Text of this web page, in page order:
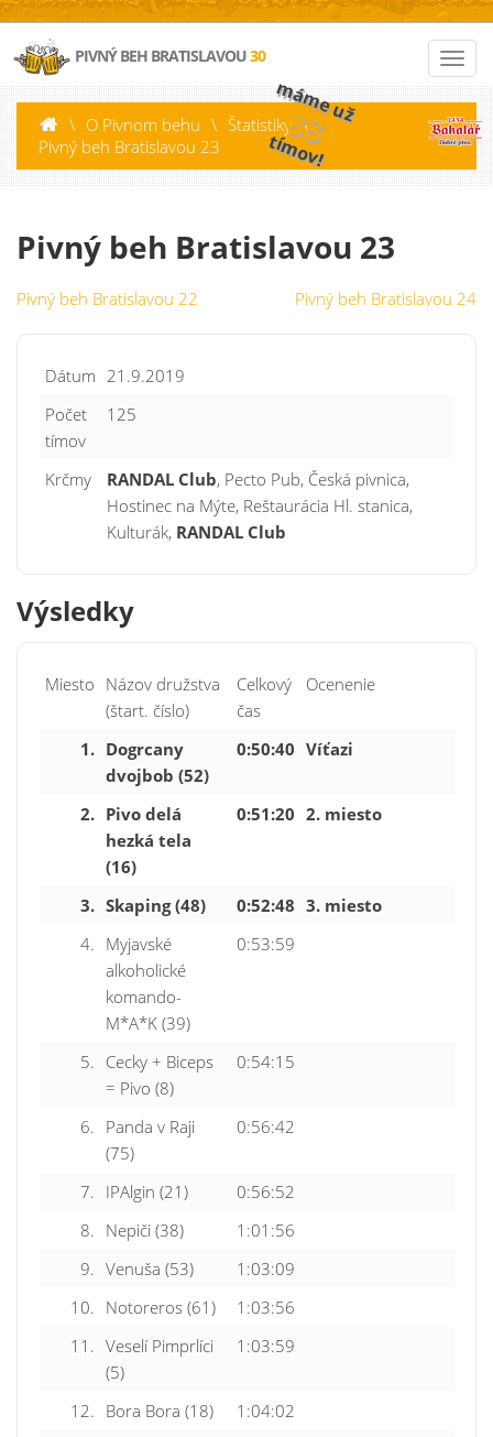
PIVNÝ BEH BRATISLAVOU30
\ O Pivnom behu \ Štatistiky \
Pivný beh Bratislavou 23
máme už
88
tímov!
Pivný beh Bratislavou 23
Pivný beh Bratislavou 22 Pivný beh Bratislavou 24
Dátum 21.9.2019
Počet
tímov
125
Krčmy RANDAL Club, Pecto Pub, Česká pivnica,
Hostinec na Mýte, Reštaurácia Hl. stanica,
Kulturák, RANDAL Club
Výsledky
Miesto Názov družstva
(štart. číslo)
Celkový
čas
Ocenenie
1. Dogrcany
dvojbob (52)
0:50:40 Víťazi
2. Pivo delá
hezká tela
(16)
0:51:20 2. miesto
3. Skaping (48) 0:52:48 3. miesto
4. Myjavské
alkoholické
komando-
M*A*K (39)
0:53:59
5. Cecky + Biceps
= Pivo (8)
0:54:15
6. Panda v Raji
(75)
0:56:42
7. IPAlgin (21)
0:56:52
8. Nepiči (38)
1:01:56
9. Venuša (53)
1:03:09
10. Notoreros (61)
1:03:56
11. Veselí Pimprlíci
(5)
1:03:59
12. Bora Bora (18)
1:04:02